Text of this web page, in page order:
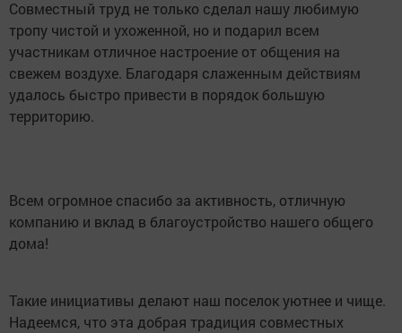
Совместный труд не только сделал нашу любимую
тропу чистой и ухоженной, но и подарил всем
участникам отличное настроение от общения на
свежем воздухе. Благодаря слаженным действиям
удалось быстро привести в порядок большую
территорию.
Всем огромное спасибо за активность, отличную
компанию и вклад в благоустройство нашего общего
дома!
Такие инициативы делают наш поселок уютнее и чище.
Надеемся, что эта добрая традиция совместных